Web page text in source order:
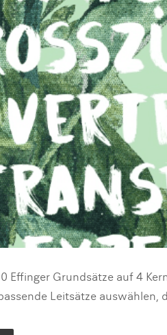
Effinger Grundsätze auf 4
Leitsätze auswählen,